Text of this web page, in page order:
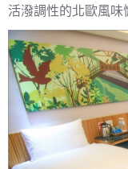
活潑調性的北歐風味